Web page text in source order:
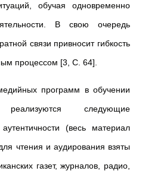
обучая одновременно
В свою очередь
связи привносит гибкость
процессом [3, С. 64].
программ в обучении
следующие
(весь материал
чтения и аудирования взяты
газет, журналов, радио,